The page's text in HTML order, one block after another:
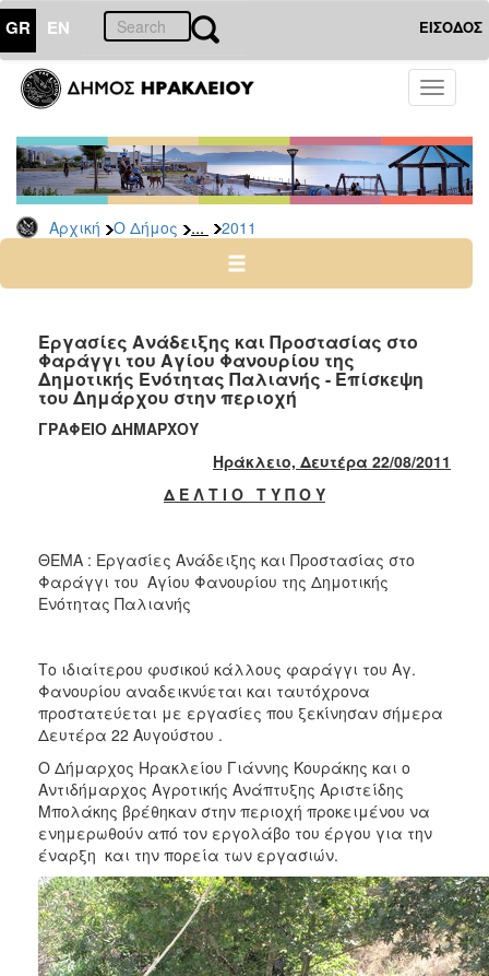
GR EN ΕΙΣΟΔΟΣ
Toggle
Αρχική Ο Δήμος ... 2011
ΔΗΜΟΣ
Δελτία
Τύπου
Αρχείο
2026
2024
2022
2021
2020
2016
2015
2011
2010
ΤΟΠΟΣ
ΠΟΛΙΤΙΣΜΟΣ
Εργασίες Ανάδειξης και Προστασίας στο
Φαράγγι του Αγίου Φανουρίου της
Δημοτικής Ενότητας Παλιανής - Επίσκεψη
του Δημάρχου στην περιοχή
ΓΡΑΦΕΙΟ ΔΗΜΑΡΧΟΥ
Ηράκλειο, Δευτέρα 22/08/2011
Δ Ε Λ Τ Ι Ο Τ Υ Π Ο Υ
ΘΕΜΑ : Εργασίες Ανάδειξης και Προστασίας στο
Φαράγγι του Αγίου Φανουρίου της Δημοτικής
Ενότητας Παλιανής
Το ιδιαίτερου φυσικού κάλλους φαράγγι του Αγ.
Φανουρίου αναδεικνύεται και ταυτόχρονα
προστατεύεται με εργασίες που ξεκίνησαν σήμερα
Δευτέρα 22 Αυγούστου .
Ο Δήμαρχος Ηρακλείου Γιάννης Κουράκης και ο
Αντιδήμαρχος Αγροτικής Ανάπτυξης Αριστείδης
Μπολάκης βρέθηκαν στην περιοχή προκειμένου να
ενημερωθούν από τον εργολάβο του έργου για την
έναρξη και την πορεία των εργασιών.